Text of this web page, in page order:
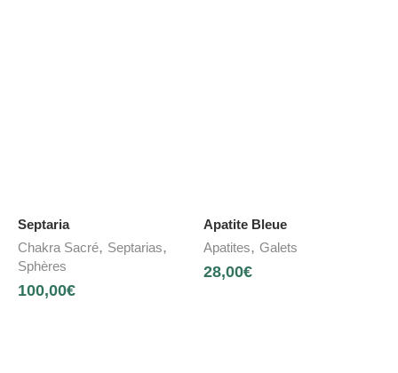
Septaria
Chakra Sacré, Septarias,
Sphères
100,00€
Apatite Bleue
Apatites, Galets
28,00€